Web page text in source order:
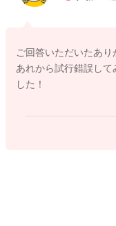
奥で指同士を合わせる
色々な角度からされる
次の動画も参考になさ
そうするともう少し
ご回答いただいたあり
あれから試行錯誤し
した！